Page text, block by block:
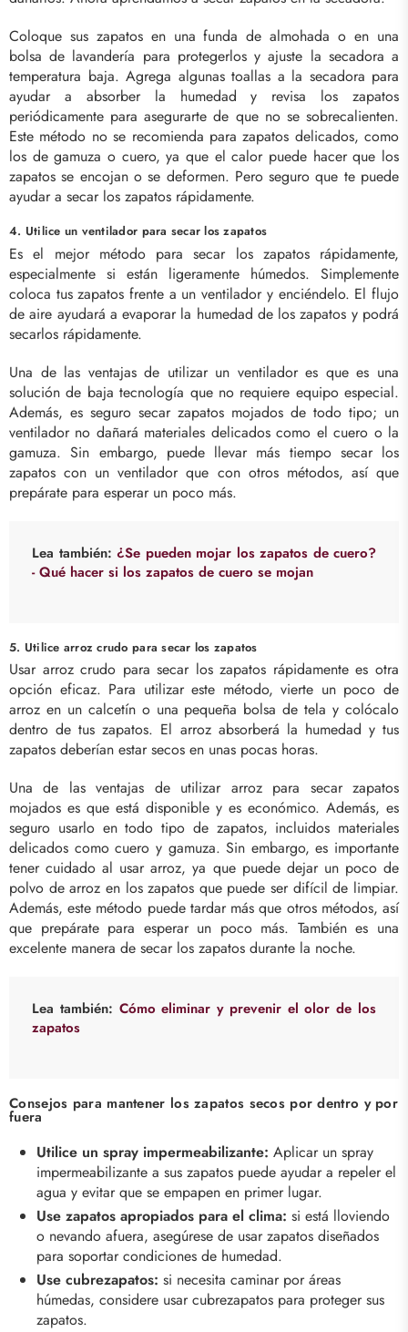
Coloque sus zapatos en una funda de almohada o en una
bolsa de lavandería para protegerlos y ajuste la secadora a
temperatura baja. Agrega algunas toallas a la secadora para
ayudar a absorber la humedad y revisa los zapatos
periódicamente para asegurarte de que no se sobrecalienten.
Este método no se recomienda para zapatos delicados, como
los de gamuza o cuero, ya que el calor puede hacer que los
zapatos se encojan o se deformen. Pero seguro que te puede
ayudar a secar los zapatos rápidamente.
4. Utilice un ventilador para secar los zapatos
Es el mejor método para secar los zapatos rápidamente,
especialmente si están ligeramente húmedos. Simplemente
coloca tus zapatos frente a un ventilador y enciéndelo. El flujo
de aire ayudará a evaporar la humedad de los zapatos y podrá
secarlos rápidamente.
Una de las ventajas de utilizar un ventilador es que es una
solución de baja tecnología que no requiere equipo especial.
Además, es seguro secar zapatos mojados de todo tipo; un
ventilador no dañará materiales delicados como el cuero o la
gamuza. Sin embargo, puede llevar más tiempo secar los
zapatos con un ventilador que con otros métodos, así que
prepárate para esperar un poco más.
Lea también: ¿Se pueden mojar los zapatos de cuero?
- Qué hacer si los zapatos de cuero se mojan
5. Utilice arroz crudo para secar los zapatos
Usar arroz crudo para secar los zapatos rápidamente es otra
opción eficaz. Para utilizar este método, vierte un poco de
arroz en un calcetín o una pequeña bolsa de tela y colócalo
dentro de tus zapatos. El arroz absorberá la humedad y tus
zapatos deberían estar secos en unas pocas horas.
Una de las ventajas de utilizar arroz para secar zapatos
mojados es que está disponible y es económico. Además, es
seguro usarlo en todo tipo de zapatos, incluidos materiales
delicados como cuero y gamuza. Sin embargo, es importante
tener cuidado al usar arroz, ya que puede dejar un poco de
polvo de arroz en los zapatos que puede ser difícil de limpiar.
Además, este método puede tardar más que otros métodos, así
que prepárate para esperar un poco más. También es una
excelente manera de secar los zapatos durante la noche.
Lea también: Cómo eliminar y prevenir el olor de los
zapatos
Consejos para mantener los zapatos secos por dentro y por
fuera
Utilice un spray impermeabilizante: Aplicar un spray
impermeabilizante a sus zapatos puede ayudar a repeler el
agua y evitar que se empapen en primer lugar.
Use zapatos apropiados para el clima: si está lloviendo
o nevando afuera, asegúrese de usar zapatos diseñados
para soportar condiciones de humedad.
Use cubrezapatos: si necesita caminar por áreas
húmedas, considere usar cubrezapatos para proteger sus
zapatos.